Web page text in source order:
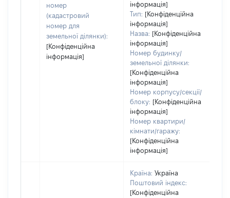
номер
(кадастровий
номер для
земельної ділянки):
[Конфіденційна
інформація]
інформація]
Тип: [Конфіденційна
інформація]
Назва: [Конфіденційна
інформація]
Номер будинку/
земельної ділянки:
[Конфіденційна
інформація]
Номер корпусу/секції/
блоку: [Конфіденційна
інформація]
Номер квартири/
кімнати/гаражу:
[Конфіденційна
інформація]
Країна: Україна
Поштовий індекс:
[Конфіденційна